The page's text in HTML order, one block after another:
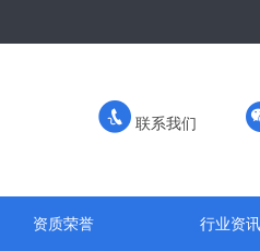
联系我们
资质荣誉 行业资讯